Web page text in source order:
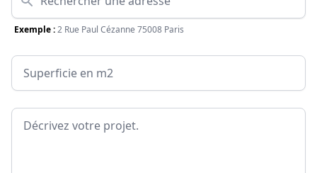
Exemple :2 Rue Paul Cézanne 75008 Paris
Surface
Message